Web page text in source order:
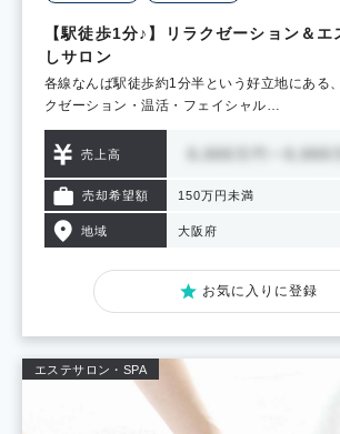
【駅徒歩1分♪】リラクゼーション＆
しサロン
各線なんば駅徒歩約1分半という好立地にある
クゼーション・温活・フェイシャル…
売上高
売却希望額 150万円未満
地域 大阪府
お気に入りに登録
エステサロン・SPA